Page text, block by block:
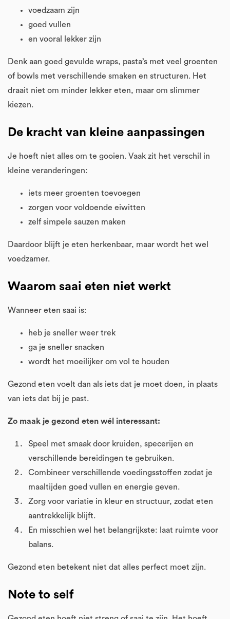
voedzaam zijn
goed vullen
en vooral lekker zijn
Denk aan goed gevulde wraps, pasta’s met veel groenten
of bowls met verschillende smaken en structuren. Het
draait niet om minder lekker eten, maar om slimmer
kiezen.
De kracht van kleine aanpassingen
Je hoeft niet alles om te gooien. Vaak zit het verschil in
kleine veranderingen:
iets meer groenten toevoegen
zorgen voor voldoende eiwitten
zelf simpele sauzen maken
Daardoor blijft je eten herkenbaar, maar wordt het wel
voedzamer.
Waarom saai eten niet werkt
Wanneer eten saai is:
heb je sneller weer trek
ga je sneller snacken
wordt het moeilijker om vol te houden
Gezond eten voelt dan als iets dat je moet doen, in plaats
van iets dat bij je past.
Zo maak je gezond eten wél interessant:
Speel met smaak door kruiden, specerijen en
verschillende bereidingen te gebruiken.
Combineer verschillende voedingsstoffen zodat je
maaltijden goed vullen en energie geven.
Zorg voor variatie in kleur en structuur, zodat eten
aantrekkelijk blijft.
En misschien wel het belangrijkste: laat ruimte voor
balans.
Gezond eten betekent niet dat alles perfect moet zijn.
Note to self